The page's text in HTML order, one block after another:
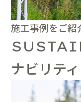
施工事例をご紹
ナビリティ